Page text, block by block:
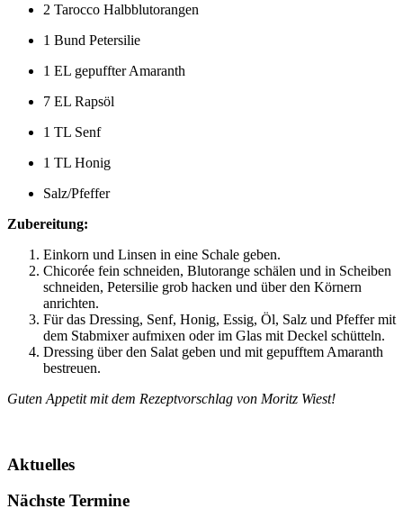
2 Tarocco Halbblutorangen
1 Bund Petersilie
1 EL gepuffter Amaranth
7 EL Rapsöl
1 TL Senf
1 TL Honig
Salz/Pfeffer
Zubereitung:
Einkorn und Linsen in eine Schale geben.
Chicorée fein schneiden, Blutorange schälen und in Scheiben
schneiden, Petersilie grob hacken und über den Körnern
anrichten.
Für das Dressing, Senf, Honig, Essig, Öl, Salz und Pfeffer mit
dem Stabmixer aufmixen oder im Glas mit Deckel schütteln.
Dressing über den Salat geben und mit gepufftem Amaranth
bestreuen.
Guten Appetit mit dem Rezeptvorschlag von Moritz Wiest!
Aktuelles
Nächste Termine